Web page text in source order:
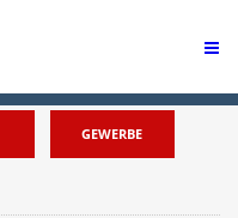
GEWERBE